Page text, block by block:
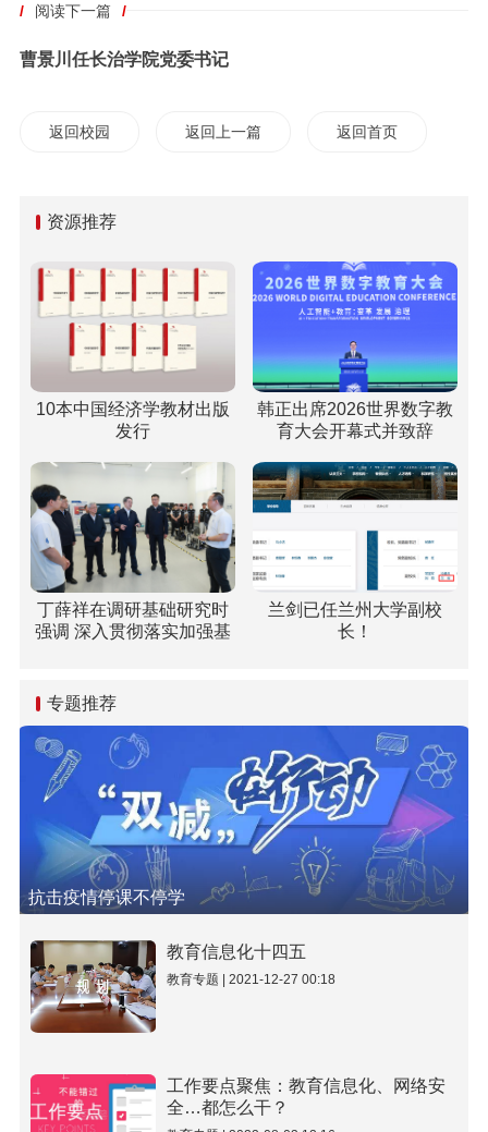
/ 阅读下一篇 /
曹景川任长治学院党委书记
返回校园 返回上一篇 返回首页
资源推荐
10本中国经济学教材出版
发行
韩正出席2026世界数字教
育大会开幕式并致辞
丁薛祥在调研基础研究时
强调 深入贯彻落实加强基
新能力
兰剑已任兰州大学副校
长！
专题推荐
抗击疫情停课不停学
教育信息化十四五
教育专题 | 2021-12-27 00:18
工作要点聚焦：教育信息化、网络安
全…都怎么干？